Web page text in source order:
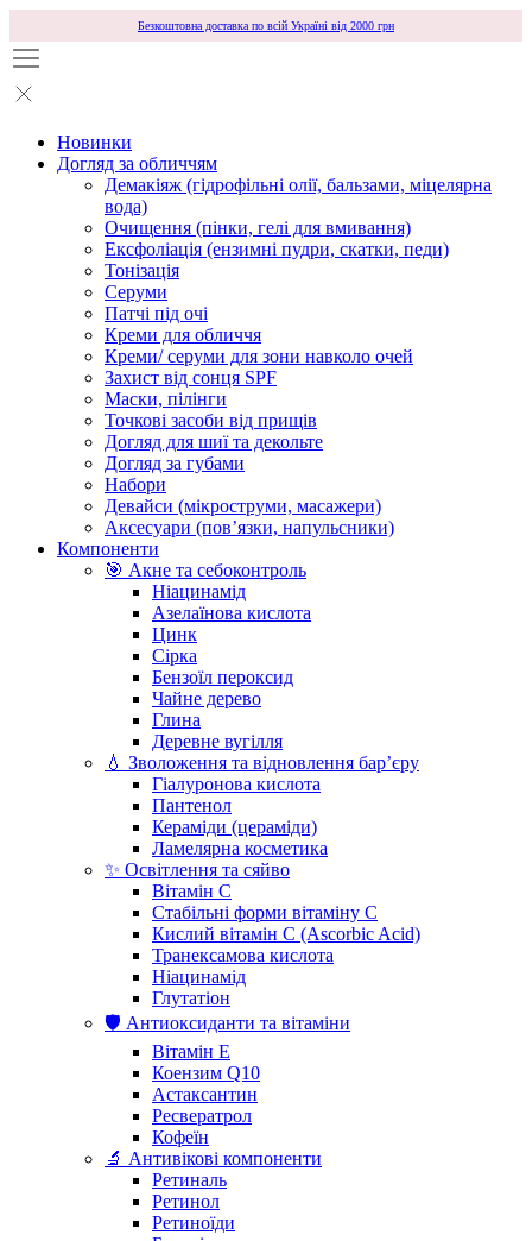
Безкоштовна доставка по всій Україні від 2000 грн
Новинки
Догляд за обличчям
Демакіяж (гідрофільні олії, бальзами, міцелярна
вода)
Очищення (пінки, гелі для вмивання)
Ексфоліація (ензимні пудри, скатки, педи)
Тонізація
Серуми
Патчі під очі
Креми для обличчя
Креми/ серуми для зони навколо очей
Захист від сонця SPF
Маски, пілінги
Точкові засоби від прищів
Догляд для шиї та декольте
Догляд за губами
Набори
Девайси (мікроструми, масажери)
Аксесуари (повʼязки, напульсники)
Компоненти
🎯 Акне та себоконтроль
Ніацинамід
Азелаїнова кислота
Цинк
Сірка
Бензоїл пероксид
Чайне дерево
Глина
Деревне вугілля
💧 Зволоження та відновлення бар’єру
Гіалуронова кислота
Пантенол
Кераміди (цераміди)
Ламелярна косметика
✨ Освітлення та сяйво
Вітамін С
Стабільні форми вітаміну С
Кислий вітамін С (Ascorbic Acid)
Транексамова кислота
Ніацинамід
Глутатіон
🛡️ Антиоксиданти та вітаміни
Вітамін Е
Коензим Q10
Астаксантин
Ресвератрол
Кофеїн
🔬 Антивікові компоненти
Ретиналь
Ретинол
Ретиноїди